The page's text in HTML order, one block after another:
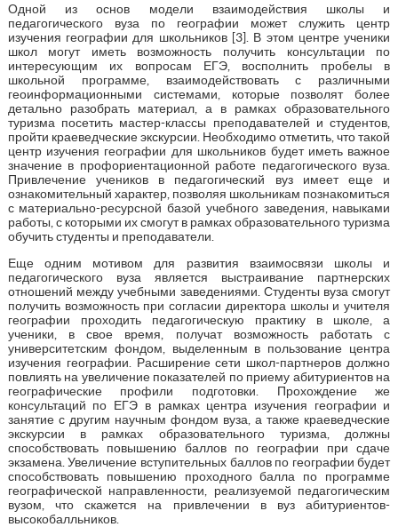
Одной из основ модели взаимодействия школы и
педагогического вуза по географии может служить центр
изучения географии для школьников [3]. В этом центре ученики
школ могут иметь возможность получить консультации по
интересующим их вопросам ЕГЭ, восполнить пробелы в
школьной программе, взаимодействовать с различными
геоинформационными системами, которые позволят более
детально разобрать материал, а в рамках образовательного
туризма посетить мастер-классы преподавателей и студентов,
пройти краеведческие экскурсии. Необходимо отметить, что такой
центр изучения географии для школьников будет иметь важное
значение в профориентационной работе педагогического вуза.
Привлечение учеников в педагогический вуз имеет еще и
ознакомительный характер, позволяя школьникам познакомиться
с материально-ресурсной базой учебного заведения, навыками
работы, с которыми их смогут в рамках образовательного туризма
обучить студенты и преподаватели.
Еще одним мотивом для развития взаимосвязи школы и
педагогического вуза является выстраивание партнерских
отношений между учебными заведениями. Студенты вуза смогут
получить возможность при согласии директора школы и учителя
географии проходить педагогическую практику в школе, а
ученики, в свое время, получат возможность работать с
университетским фондом, выделенным в пользование центра
изучения географии. Расширение сети школ-партнеров должно
повлиять на увеличение показателей по приему абитуриентов на
географические профили подготовки. Прохождение же
консультаций по ЕГЭ в рамках центра изучения географии и
занятие с другим научным фондом вуза, а также краеведческие
экскурсии в рамках образовательного туризма, должны
способствовать повышению баллов по географии при сдаче
экзамена. Увеличение вступительных баллов по географии будет
способствовать повышению проходного балла по программе
географической направленности, реализуемой педагогическим
вузом, что скажется на привлечении в вуз абитуриентов-
высокобалльников.